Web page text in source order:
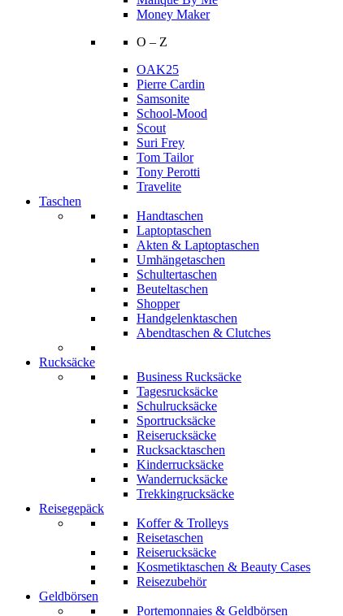
Money Maker
O – Z
OAK25
Pierre Cardin
Samsonite
School-Mood
Scout
Suri Frey
Tom Tailor
Tony Perotti
Travelite
Taschen
Handtaschen
Laptoptaschen
Akten & Laptoptaschen
Umhängetaschen
Schultertaschen
Beuteltaschen
Shopper
Handgelenktaschen
Abendtaschen & Clutches
Rucksäcke
Business Rucksäcke
Tagesrucksäcke
Schulrucksäcke
Sportrucksäcke
Reiserucksäcke
Rucksacktaschen
Kinderrucksäcke
Wanderrucksäcke
Trekkingrucksäcke
Reisegepäck
Koffer & Trolleys
Reisetaschen
Reiserucksäcke
Kosmetiktaschen & Beauty Cases
Reisezubehör
Geldbörsen
Portemonnaies & Geldbörsen